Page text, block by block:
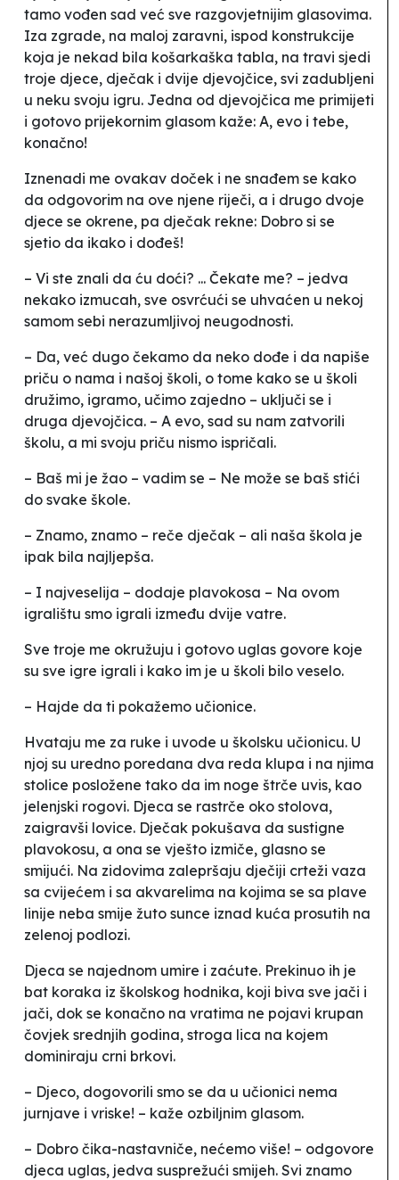
tamo vođen sad već sve razgovjetnijim glasovima.
Iza zgrade, na maloj zaravni, ispod konstrukcije
koja je nekad bila košarkaška tabla, na travi sjedi
troje djece, dječak i dvije djevojčice, svi zadubljeni
u neku svoju igru. Jedna od djevojčica me primijeti
i gotovo prijekornim glasom kaže: A, evo i tebe,
konačno!
Iznenadi me ovakav doček i ne snađem se kako
da odgovorim na ove njene riječi, a i drugo dvoje
djece se okrene, pa dječak rekne: Dobro si se
sjetio da ikako i dođeš!
– Vi ste znali da ću doći? ... Čekate me? – jedva
nekako izmucah, sve osvrćući se uhvaćen u nekoj
samom sebi nerazumljivoj neugodnosti.
– Da, već dugo čekamo da neko dođe i da napiše
priču o nama i našoj školi, o tome kako se u školi
družimo, igramo, učimo zajedno – uključi se i
druga djevojčica. – A evo, sad su nam zatvorili
školu, a mi svoju priču nismo ispričali.
– Baš mi je žao – vadim se – Ne može se baš stići
do svake škole.
– Znamo, znamo – reče dječak – ali naša škola je
ipak bila najljepša.
– I najveselija – dodaje plavokosa – Na ovom
igralištu smo igrali između dvije vatre.
Sve troje me okružuju i gotovo uglas govore koje
su sve igre igrali i kako im je u školi bilo veselo.
– Hajde da ti pokažemo učionice.
Hvataju me za ruke i uvode u školsku učionicu. U
njoj su uredno poredana dva reda klupa i na njima
stolice posložene tako da im noge štrče uvis, kao
jelenjski rogovi. Djeca se rastrče oko stolova,
zaigravši lovice. Dječak pokušava da sustigne
plavokosu, a ona se vješto izmiče, glasno se
smijući. Na zidovima zalepršaju dječiji crteži vaza
sa cvijećem i sa akvarelima na kojima se sa plave
linije neba smije žuto sunce iznad kuća prosutih na
zelenoj podlozi.
Djeca se najednom umire i zaćute. Prekinuo ih je
bat koraka iz školskog hodnika, koji biva sve jači i
jači, dok se konačno na vratima ne pojavi krupan
čovjek srednjih godina, stroga lica na kojem
dominiraju crni brkovi.
– Djeco, dogovorili smo se da u učionici nema
jurnjave i vriske! – kaže ozbiljnim glasom.
– Dobro čika-nastavniče, nećemo više! – odgovore
djeca uglas, jedva susprežući smijeh. Svi znamo